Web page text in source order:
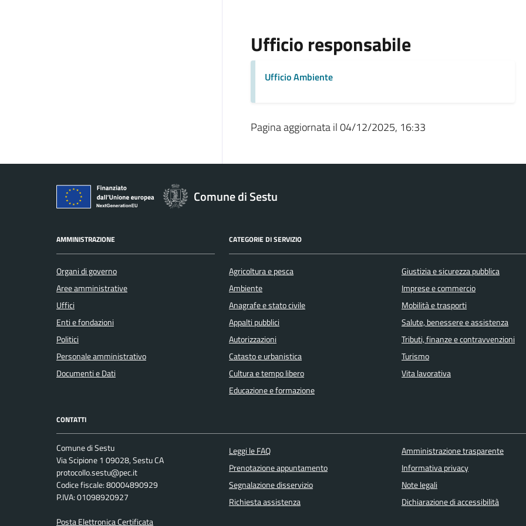
Ufficio responsabile
Ufficio Ambiente
Pagina aggiornata il 04/12/2025, 16:33
Comune di Sestu
AMMINISTRAZIONE
Organi di governo
Aree amministrative
Uffici
Enti e fondazioni
Politici
Personale amministrativo
Documenti e Dati
CATEGORIE DI SERVIZIO
Agricoltura e pesca
Ambiente
Anagrafe e stato civile
Appalti pubblici
Autorizzazioni
Catasto e urbanistica
Cultura e tempo libero
Educazione e formazione
Giustizia e sicurezza pubblica
Imprese e commercio
Mobilità e trasporti
Salute, benessere e assistenza
Tributi, finanze e contravvenzioni
Turismo
Vita lavorativa
CONTATTI
Comune di Sestu
Via Scipione 1 09028, Sestu CA
protocollo.sestu@pec.it
Codice fiscale: 80004890929
P.IVA: 01098920927
Posta Elettronica Certificata
Leggi le FAQ
Prenotazione appuntamento
Segnalazione disservizio
Richiesta assistenza
Amministrazione trasparente
Informativa privacy
Note legali
Dichiarazione di accessibilità